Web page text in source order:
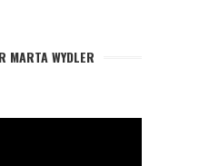
MARTA WYDLER